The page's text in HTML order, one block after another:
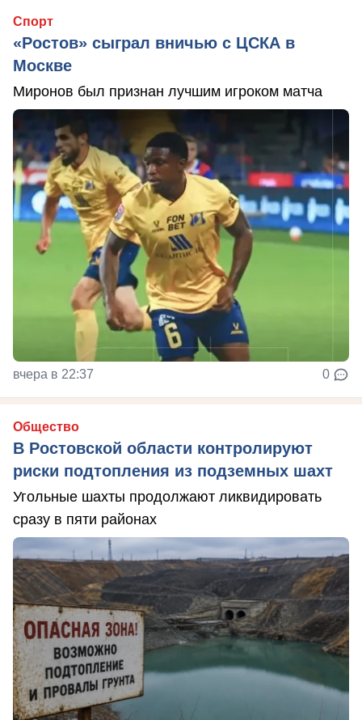
Спорт
«Ростов» сыграл вничью с ЦСКА в
Москве
Миронов был признан лучшим игроком матча
вчера в 22:37 0
Общество
В Ростовской области контролируют
риски подтопления из подземных шахт
Угольные шахты продолжают ликвидировать
сразу в пяти районах